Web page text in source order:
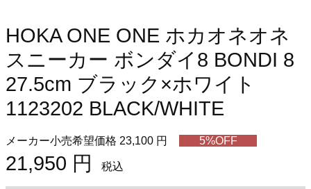
HOKA ONE ONE ホカオネオネ
スニーカー ボンダイ8 BONDI 8
27.5cm ブラック×ホワイト
1123202 BLACK/WHITE
メーカー小売希望価格 23,100 円 5%OFF
21,950 円 税込